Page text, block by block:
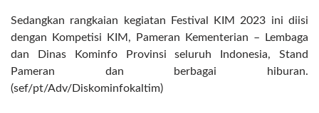
Sedangkan rangkaian kegiatan Festival KIM 2023 ini diisi
dengan Kompetisi KIM, Pameran Kementerian – Lembaga
dan Dinas Kominfo Provinsi seluruh Indonesia, Stand
Pameran dan berbagai hiburan.
(sef/pt/Adv/Diskominfokaltim)